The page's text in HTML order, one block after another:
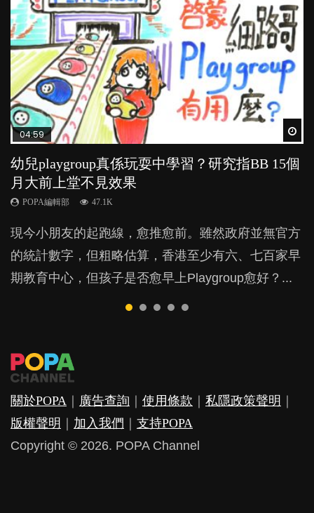
04:59
幼兒playgroup真係玩耍中學習？研究指BB 15個
月大前上堂不見效果
POPA編輯部 47.1K
現今小朋友的起跑線，愈推愈前。雖然政府並無官方
的統計數字，但粗略估算，香港至少有六、七百家早
期教育中心，但孩子是否愈早上Playgroup愈好？...
03:39
幼稚園遊戲課 如何刺激幼兒自發學習取代獎勵
與懲罰？
POPA編輯部 33.1K
由美國學者所創的 tools of the mind 課程，學生以遊
戲方式學習，學術能力和自制能力亦明顯比其他小朋
友優勝，到底這課程有何特別之處？...
03:02
老公患產後憂鬱症對BB的影響
POPA編輯部 15.9K
鬱，影響日常生活，嚴重的甚至會有自殺，或傷害小
朋友的念頭。但為何爸爸患上產後抑鬱往往難以察
覺？...
04:06
全職好？在職好？｜全職媽媽與在職媽媽的壓
力與價值
POPA編輯部 25.8K
許多媽媽心底可能都有一刻掙扎過：究竟全職好，還
是在職好。雖說每個家庭都有自己的獨特狀況和考慮
因素，但原來全職和在職媽媽所養育的子女其實都各
03:41
BB口腔期乜都放入口，父母該制止還是放手？
POPA編輯部 25.5K
成吮手指的習慣，大個就很難戒，但原來一刀切阻止
他們放東西入口，隨時會影響孩子的身心發展？...
關於POPA 廣告查詢 使用條款 私隱政策聲明
版權聲明
加入我們
支持POPA
Copyright © 2026. POPA Channel